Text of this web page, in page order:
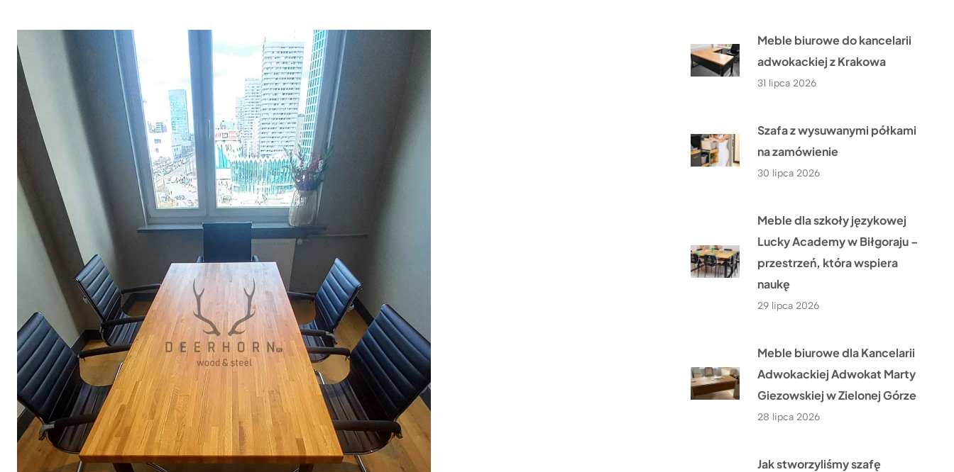
Meble biurowe do kancelarii
adwokackiej z Krakowa
31 lipca 2026
Szafa z wysuwanymi półkami
na zamówienie
30 lipca 2026
Meble dla szkoły językowej
Lucky Academy w Biłgoraju –
przestrzeń, która wspiera
naukę
29 lipca 2026
Meble biurowe dla Kancelarii
Adwokackiej Adwokat Marty
Giezowskiej w Zielonej Górze
28 lipca 2026
Jak stworzyliśmy szafę